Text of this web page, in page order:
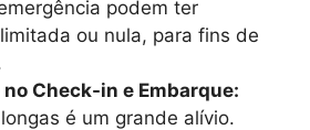
podem ter
ou nula, para fins de
Check-in e Embarque:
é um grande alívio.